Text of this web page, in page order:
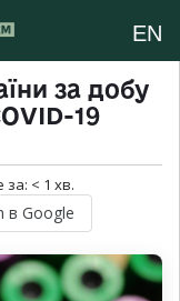
EN
за добу
19
за: < 1 хв.
в Google